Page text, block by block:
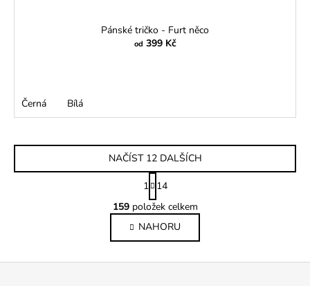
Pánské tričko - Furt něco
od 399 Kč
Černá Bílá
O
v
l
á
d
NAČÍST 12 DALŠÍCH
S
t
r
á
n
k
1
14
159položek celkem
NAHORU